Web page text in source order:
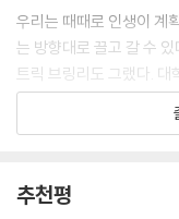
사람들을 눈여겨봐왔다.
니라 구석마다 경계를 늦
람이 되면 어떨까?
---「위대한 그림은 거대
밥은 500명이 넘는 경비
미술관의 수많은 관리 구
우리는 때때로 인생이 계
는 방향대로 끌고 갈 수
트릭 브링리도 그랬다. 대
어 스테이트 빌딩이 보이
의 인생이 그대로 수직 상
형의 투병과 죽음을 겪으
추천평